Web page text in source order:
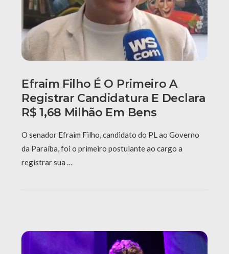
Efraim Filho É O Primeiro A
Registrar Candidatura E Declara
R$ 1,68 Milhão Em Bens
O senador Efraim Filho, candidato do PL ao Governo
da Paraíba, foi o primeiro postulante ao cargo a
registrar sua …